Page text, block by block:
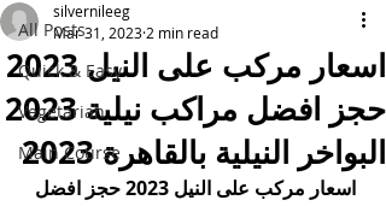
All Posts
Quick & Easy
Vegetarian
Main Course
اسعار مركب على النيل 2023
حجز افضل مراكب نيلية 2023
البواخر النيلية بالقاهرة 2023
silvernileeg
Mar 31, 2023 2 min read
اسعار مركب على النيل 2023 حجز افضل